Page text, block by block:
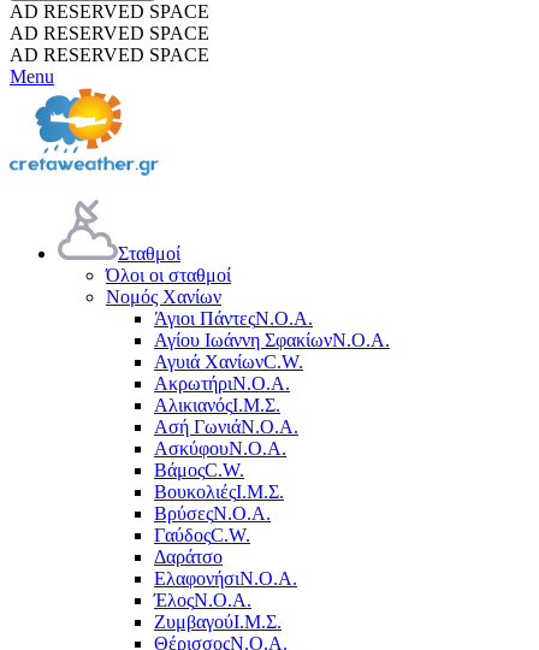
AD RESERVED SPACE
AD RESERVED SPACE
AD RESERVED SPACE
Menu
Σταθμοί
Όλοι οι σταθμοί
Νομός Χανίων
Άγιοι ΠάντεςΝ.Ο.Α.
Αγίου Ιωάννη ΣφακίωνΝ.Ο.Α.
Αγυιά ΧανίωνC.W.
ΑκρωτήριΝ.Ο.Α.
ΑλικιανόςΙ.Μ.Σ.
Ασή ΓωνιάΝ.Ο.Α.
ΑσκύφουΝ.Ο.Α.
ΒάμοςC.W.
ΒουκολιέςΙ.Μ.Σ.
ΒρύσεςΝ.Ο.Α.
ΓαύδοςC.W.
Δαράτσο
ΕλαφονήσιΝ.Ο.Α.
ΈλοςΝ.Ο.Α.
ΖυμβαγούΙ.Μ.Σ.
ΘέρισσοςΝ.Ο.Α.